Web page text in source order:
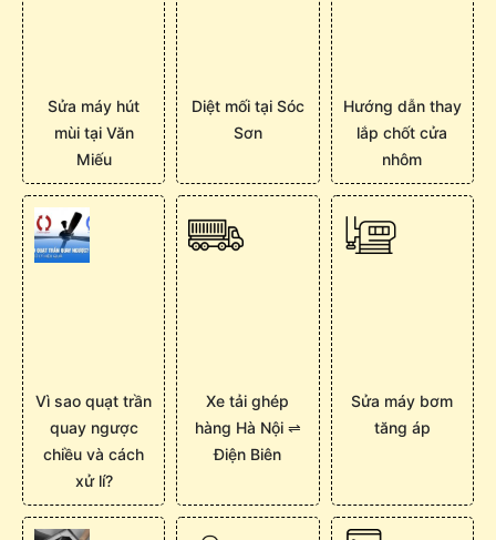
Sửa máy hút
mùi tại Văn
Miếu
Diệt mối tại Sóc
Sơn
Hướng dẫn thay
lắp chốt cửa
nhôm
Vì sao quạt trần
quay ngược
chiều và cách
xử lí?
Xe tải ghép
hàng Hà Nội ⇌
Điện Biên
Sửa máy bơm
tăng áp